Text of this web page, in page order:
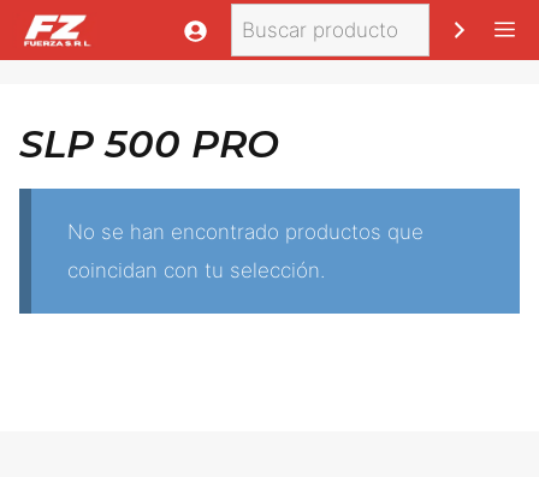
Saltar
al
Buscar
SLP 500 PRO
No se han encontrado productos que
coincidan con tu selección.